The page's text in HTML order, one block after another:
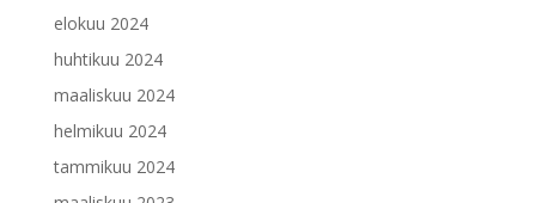
elokuu 2024
huhtikuu 2024
maaliskuu 2024
helmikuu 2024
tammikuu 2024